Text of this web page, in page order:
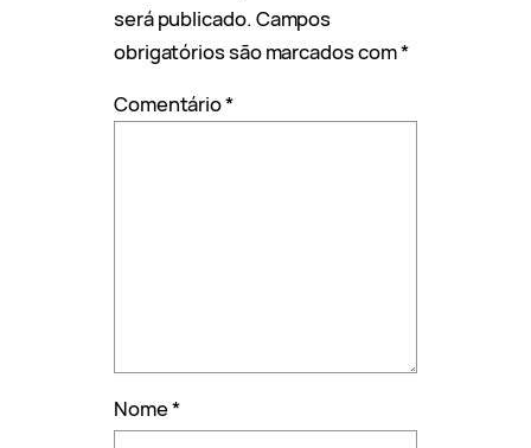
será publicado. Campos
obrigatórios são marcados com*
Comentário*
Nome*